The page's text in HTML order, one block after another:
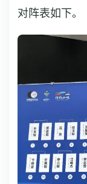
对阵表如下。